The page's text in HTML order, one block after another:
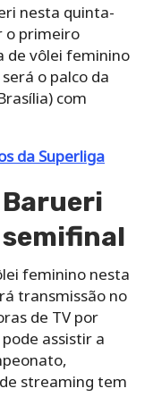
nesta quinta-
o primeiro
de vôlei feminino
o palco da
com
da Superliga
Barueri
feminino nesta
transmissão no
de TV por
assistir a
streaming tem